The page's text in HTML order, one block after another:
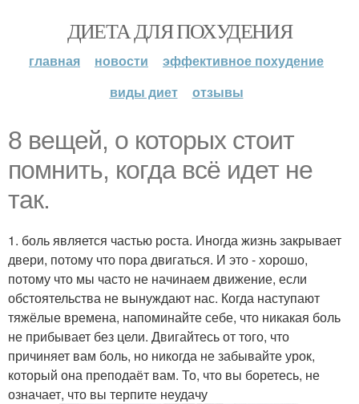
ДИЕТА ДЛЯ ПОХУДЕНИЯ
главная новости
эффективное похудение
виды диет
отзывы
8 вещей, о которых стоит
помнить, когда всё идет не
так.
1. боль является частью роста. Иногда жизнь закрывает
двери, потому что пора двигаться. И это - хорошо,
потому что мы часто не начинаем движение, если
обстоятельства не вынуждают нас. Когда наступают
тяжёлые времена, напоминайте себе, что никакая боль
не прибывает без цели. Двигайтесь от того, что
причиняет вам боль, но никогда не забывайте урок,
который она преподаёт вам. То, что вы боретесь, не
означает, что вы терпите неудачу